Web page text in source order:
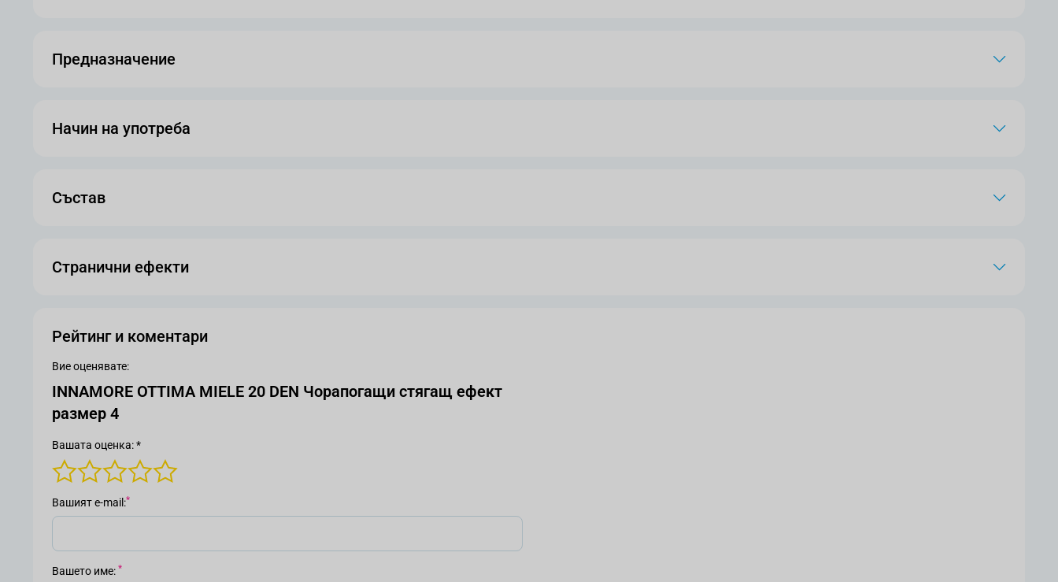
Предназначение
Начин на употреба
Състав
Странични ефекти
Рейтинг и коментари
Вие оценявате:
INNAMORE OTTIMA MIELE 20 DEN Чорапогащи стягащ ефект
размер 4
Вашата оценка: *
Вашият е-mail
Вашето име